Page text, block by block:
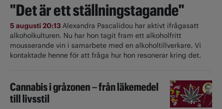
"Det är ett ställningstagande"
5 augusti 20:13Alexandra Pascalidou har aktivt ifrågasatt
alkoholkulturen. Nu har hon tagit fram ett alkoholfritt
mousserande vin i samarbete med en alkoholtillverkare. Vi
kontaktade henne för att fråga hur hon resonerar kring det.
Cannabis i gråzonen – från läkemedel
till livsstil